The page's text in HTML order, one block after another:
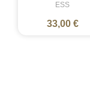
ESS
33,00 €